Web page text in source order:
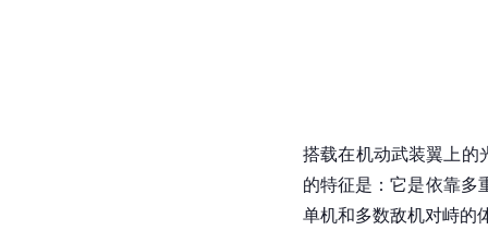
搭载在机动武装翼上的
的特征是：它是依靠
单机和多数敌机对峙的